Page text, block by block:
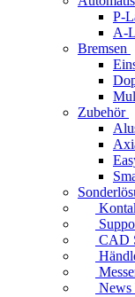
P-
A-
Bremsen
Zubehör
CAD
News